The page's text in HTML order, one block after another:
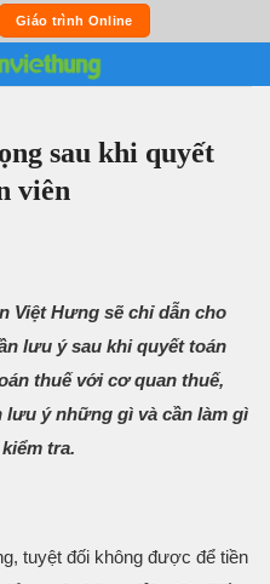
Giáo trình Online
sau khi quyết
viên
Việt Hưng sẽ chỉ dẫn cho
lưu ý sau khi quyết toán
thuế với cơ quan thuế,
ý những gì và cần làm gì
tra.
tuyệt đối không được để tiền